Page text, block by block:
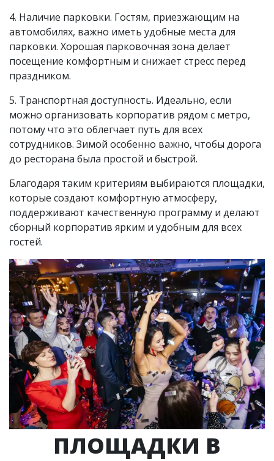
4. Наличие парковки. Гостям, приезжающим на
автомобилях, важно иметь удобные места для
парковки. Хорошая парковочная зона делает
посещение комфортным и снижает стресс перед
праздником.
5. Транспортная доступность. Идеально, если
можно организовать корпоратив рядом с метро,
потому что это облегчает путь для всех
сотрудников. Зимой особенно важно, чтобы дорога
до ресторана была простой и быстрой.
Благодаря таким критериям выбираются площадки,
которые создают комфортную атмосферу,
поддерживают качественную программу и делают
сборный корпоратив ярким и удобным для всех
гостей.
ПЛОЩАДКИ В